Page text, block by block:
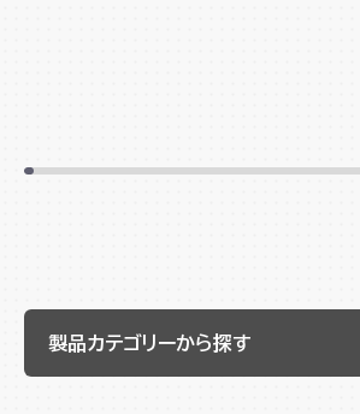
製品カテゴリーから探す